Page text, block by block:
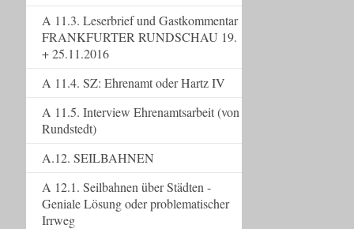
A 11.3. Leserbrief und Gastkommentar
FRANKFURTER RUNDSCHAU 19.
+ 25.11.2016
A 11.4. SZ: Ehrenamt oder Hartz IV
A 11.5. Interview Ehrenamtsarbeit (von
Rundstedt)
A.12. SEILBAHNEN
A 12.1. Seilbahnen über Städten -
Geniale Lösung oder problematischer
Irrweg